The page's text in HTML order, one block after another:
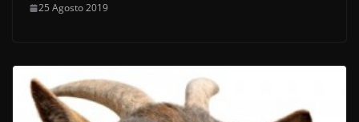
25 Agosto 2019